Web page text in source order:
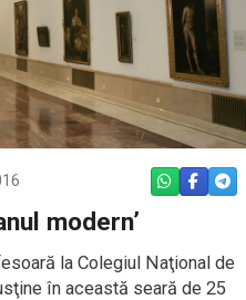
WHATSAPP
modern’
la Colegiul Naţional de
în această seară de 25